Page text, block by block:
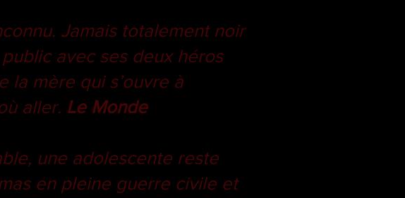
Jamais totalement noir
avec ses deux héros
la mère qui s’ouvre à
aller. Le Monde
une adolescente reste
en pleine guerre civile et